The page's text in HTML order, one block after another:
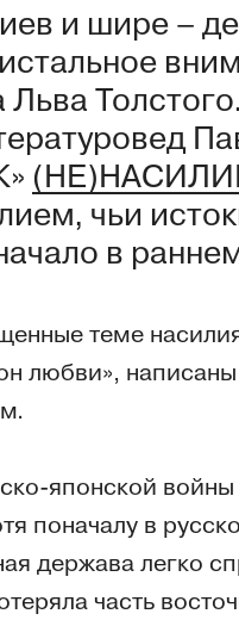
и шире –
чьи
в
теме
любви»,
японской
поначалу в
держава легко
часть